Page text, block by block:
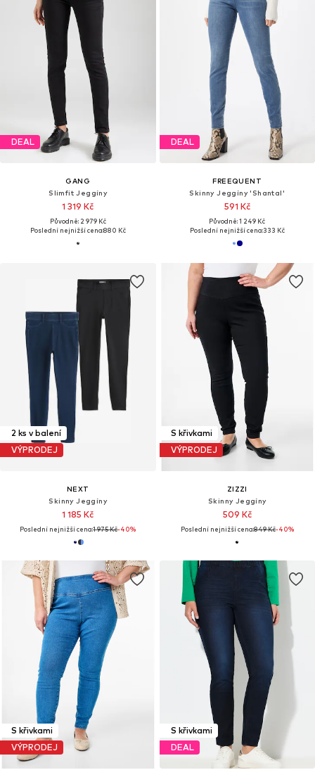
DEAL
GANG
Slimfit Jeggíny
1 319 Kč
Původně: 2 979 Kč
Poslední nejnižší cena:880 Kč
DEAL
FREEQUENT
Skinny Jeggíny 'Shantal'
591 Kč
Původně: 1 249 Kč
Poslední nejnižší cena:333 Kč
2 ks v balení
VÝPRODEJ
NEXT
Skinny Jeggíny
1 185 Kč
Poslední nejnižší cena:1 975 Kč-40%
S křivkami
VÝPRODEJ
ZIZZI
Skinny Jeggíny
509 Kč
Poslední nejnižší cena:849 Kč-40%
S křivkami
VÝPRODEJ
S křivkami
DEAL